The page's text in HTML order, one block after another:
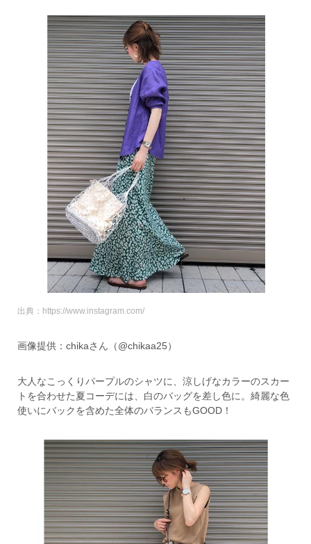
出典：https://www.instagram.com/
画像提供：chikaさん（@chikaa25）
大人なこっくりパープルのシャツに、涼しげなカラーのスカー
トを合わせた夏コーデには、白のバッグを差し色に。綺麗な色
使いにバックを含めた全体のバランスもGOOD！